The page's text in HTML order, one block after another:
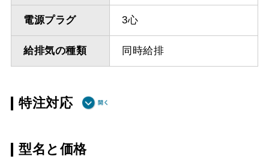
電源プラグ 3心
給排気の種類 同時給排
特注対応
方給排気
型名と価格